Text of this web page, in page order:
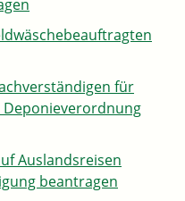
für
Deponieverordnung
Auslandsreisen
beantragen